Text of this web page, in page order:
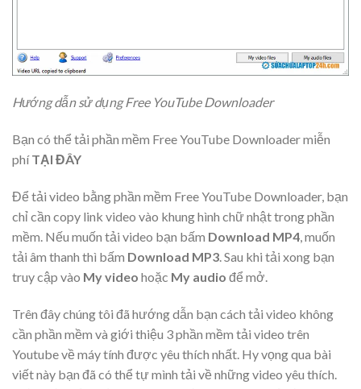
Hướng dẫn sử dụng Free YouTube Downloader
Bạn có thể tải phần mềm Free YouTube Downloader miễn
phíTẠI ĐÂY
Để tải video bằng phần mềm Free YouTube Downloader, bạn
chỉ cần copy link video vào khung hình chữ nhật trong phần
mềm. Nếu muốn tải video bạn bấm Download MP4, muốn
tải âm thanh thì bấm Download MP3. Sau khi tải xong bạn
truy cập vào My video hoặc My audio để mở.
Trên đây chúng tôi đã hướng dẫn bạn cách tải video không
cần phần mềm và giới thiệu 3 phần mềm tải video trên
Youtube về máy tính được yêu thích nhất. Hy vọng qua bài
viết này bạn đã có thể tự mình tải về những video yêu thích.